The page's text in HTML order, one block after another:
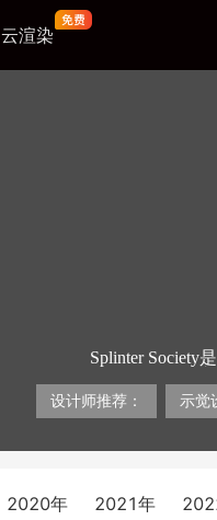
云渲染
Splinter Society
他们强调设计过
设计师推荐： 示觉
2020年 2021年